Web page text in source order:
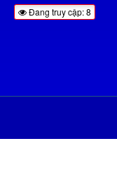
Đang truy cập: 8